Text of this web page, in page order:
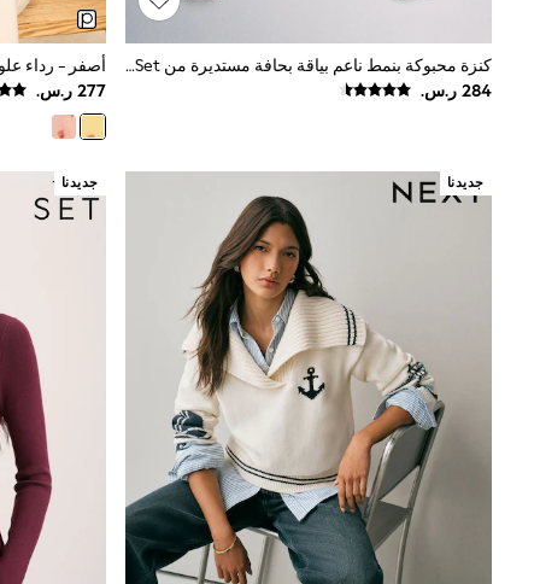
Boys' Travel Styles
Sunset Styles
Occasionwear
Tops & T-Shirts
Shirts
Sandals & Clogs
Rash Vests
Sun Hats & Caps
Sunglasses
Baby Holiday Shop
Baby Summer Nightwear
Occasionwear
Dresses
Sets & Outfits
Rompers
Sandals
Swimwear
كنزة محبوكة بنمط ناعم بياقة بحافة مستديرة من The Set
جديدنا جديدنا